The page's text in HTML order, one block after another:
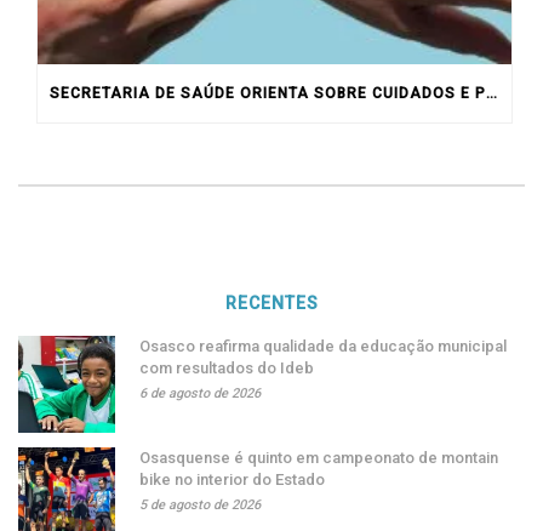
SECRETARIA DE SAÚDE ORIENTA SOBRE CUIDADOS E PREVENÇÃO CONTRA A “VARÍOLA DO MACACO”
RECENTES
Osasco reafirma qualidade da educação municipal
com resultados do Ideb
6 de agosto de 2026
Osasquense é quinto em campeonato de montain
bike no interior do Estado
5 de agosto de 2026